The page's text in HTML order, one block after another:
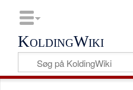
KoldingWiki